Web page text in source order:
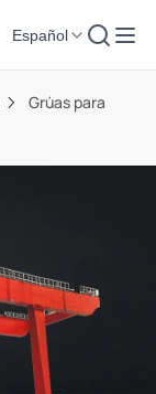
Español
Grúas para